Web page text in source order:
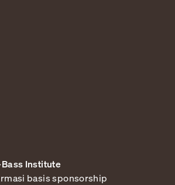
Institute
basis sponsorship